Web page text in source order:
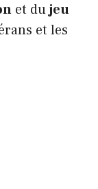
et dujeu
et les